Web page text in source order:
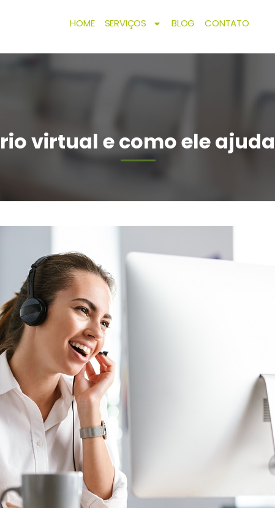
HOME SERVIÇOS BLOG CONTATO
virtual e como ele